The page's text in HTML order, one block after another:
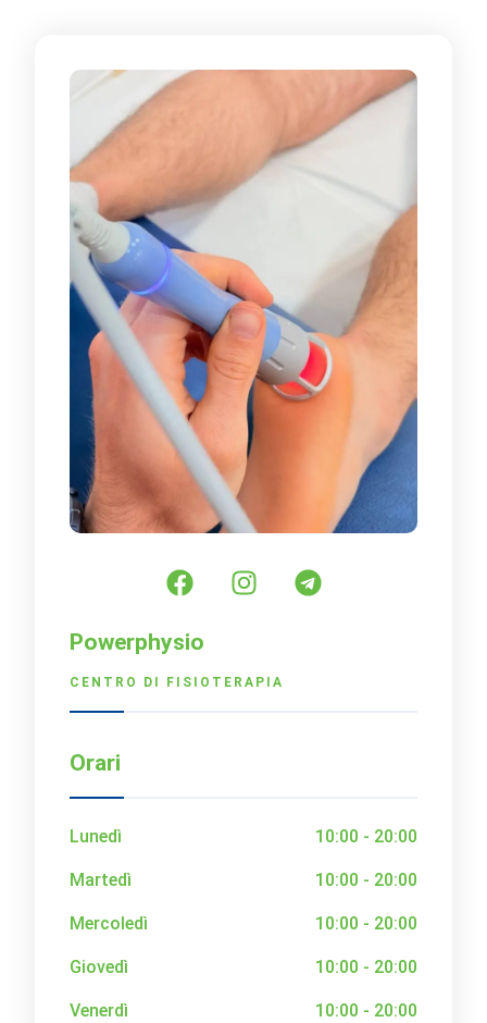
Powerphysio
CENTRO DI FISIOTERAPIA
Orari
Lunedì 10:00 - 20:00
Martedì 10:00 - 20:00
Mercoledì 10:00 - 20:00
Giovedì 10:00 - 20:00
Venerdì 10:00 - 20:00